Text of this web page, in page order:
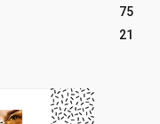
75
21